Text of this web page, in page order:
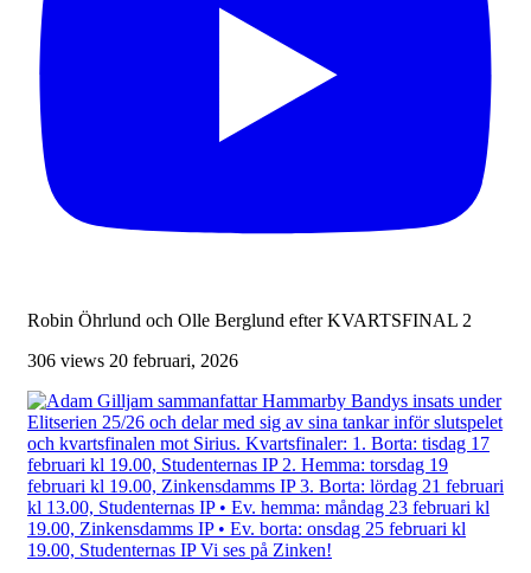
Robin Öhrlund och Olle Berglund efter KVARTSFINAL 2
306 views 20 februari, 2026